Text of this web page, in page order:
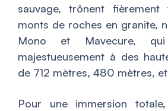
sauvage, trônent fièrement
monts de roches en granite,
Mono et Mavecure,
majestueusement à des
de 712 mètres, 480 mètres,
Pour une immersion